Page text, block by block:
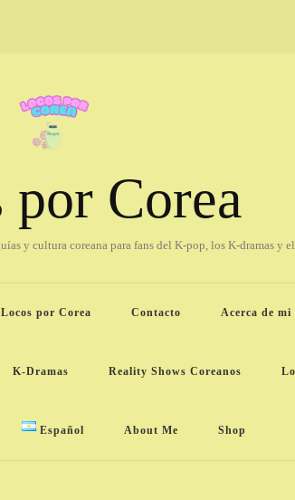
por Corea
y cultura coreana para fans del K-pop, los K-dramas y
por Corea Contacto Acerca de mi
K-Dramas Reality Shows Coreanos
Español About Me Shop